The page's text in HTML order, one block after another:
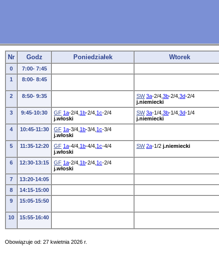
Nr Godz Poniedziałek Wtorek
0
7:00- 7:45
1
8:00- 8:45
2 8:50- 9:35 SW 3a-2/4, 3b-2/4, 3d-2/4
j.niemiecki
3
9:45-10:30 GF 1a-2/4, 1b-2/4, 1c-2/4
j.włoski
SW 3a-1/4, 3b-1/4, 3d-1/4
j.niemiecki
4
10:45-11:30 GF 1a-3/4, 1b-3/4, 1c-3/4
j.włoski
5
11:35-12:20 GF 1a-4/4, 1b-4/4, 1c-4/4
j.włoski
SW 2a-1/2 j.niemiecki
6 12:30-13:15 GF 1a-2/4, 1b-2/4, 1c-2/4
j.włoski
7
13:20-14:05
8
14:15-15:00
9
15:05-15:50
10 15:55-16:40
Obowiązuje od: 27 kwietnia 2026 r.